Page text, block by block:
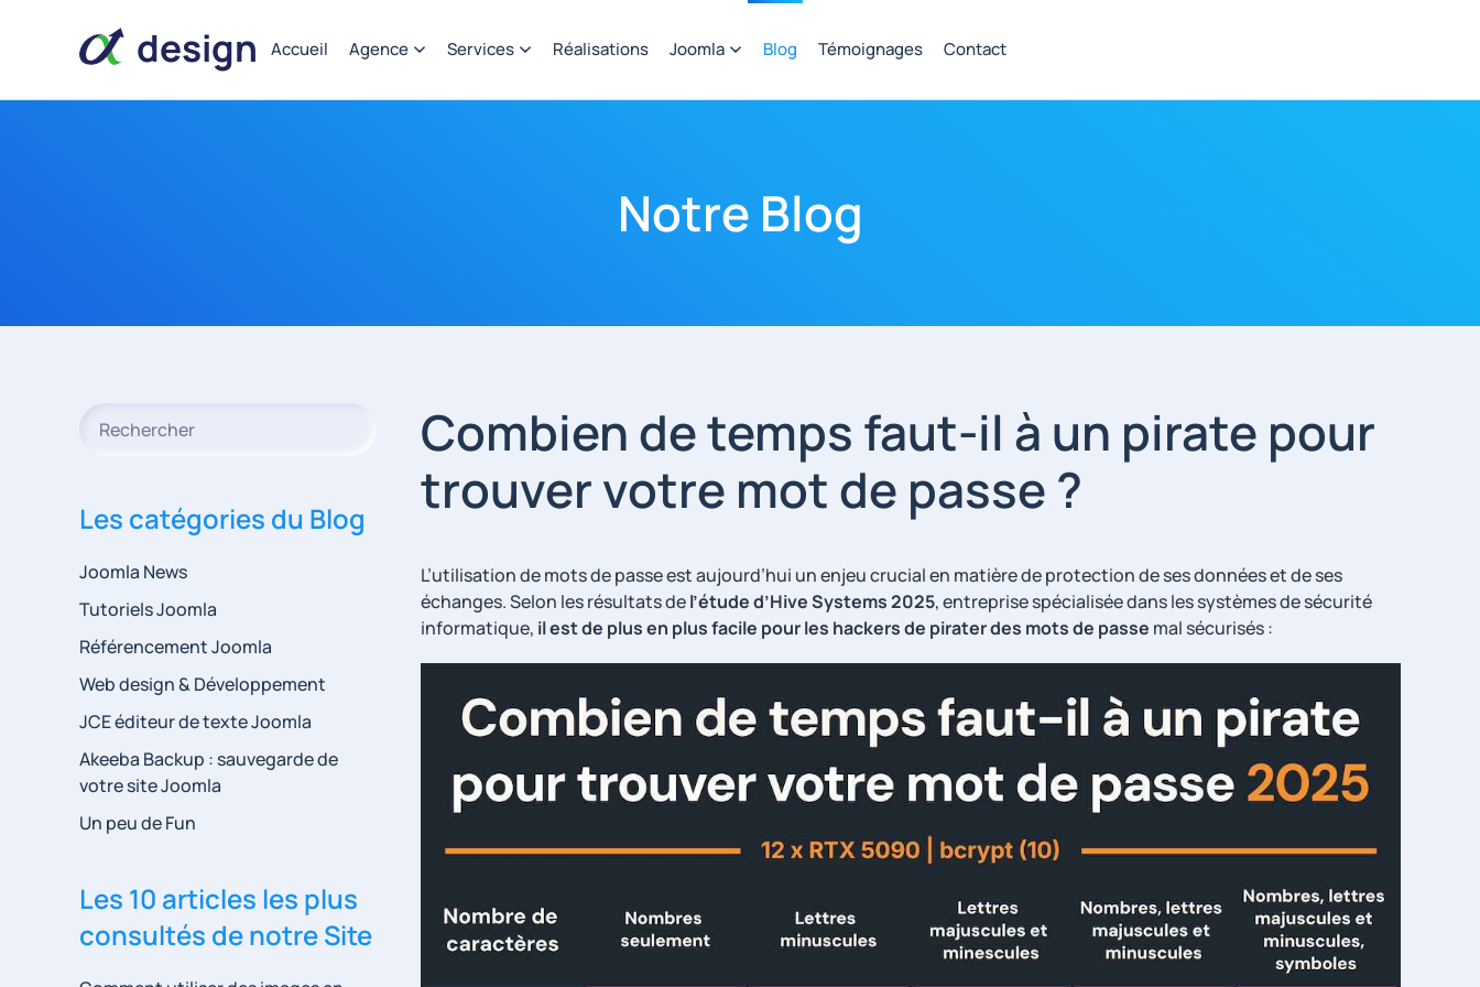
design Accueil Agence Services Réalisations Joomla Blog Témoignages Contact
Notre Blog
Combien de temps faut-il à un pirate pour
trouver votre mot de passe ?
L’utilisation de mots de passe est aujourd’hui un enjeu crucial en matière de protection de ses données et de ses
échanges. Selon les résultats del’étude d’Hive Systems 2025, entreprise spécialisée dans les systèmes de sécurité
informatique, il est de plus en plus facile pour les hackers de pirater des mots de passe mal sécurisés :
Les catégories du Blog
Joomla News
Tutoriels Joomla
Référencement Joomla
Web design & Développement
JCE éditeur de texte Joomla
Akeeba Backup : sauvegarde de
votre site Joomla
Un peu de Fun
Les 10 articles les plus
consultés de notre Site